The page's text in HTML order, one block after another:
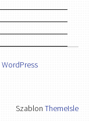
WordPress
SzablonThemeIsle